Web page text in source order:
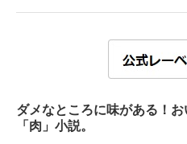
ダメなところに味がある！
「肉」小説。